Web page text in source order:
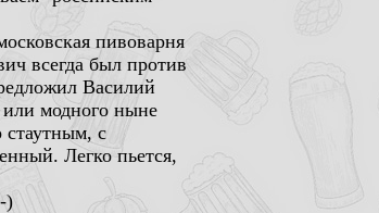
пивоварня
всегда был против
Василий
или модного ныне
стаутным, с
Легко пьется,
)